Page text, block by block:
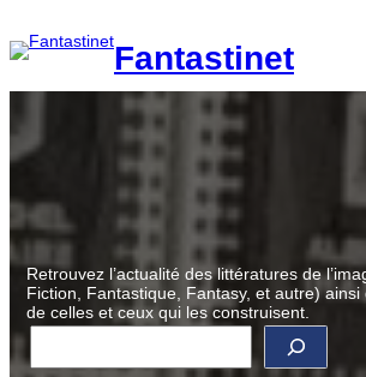
au
contenu
Fantastinet
Retrouvez l’actualité des littératures de
Fiction, Fantastique, Fantasy, et autre)
de celles et ceux qui les construisent.
R
c